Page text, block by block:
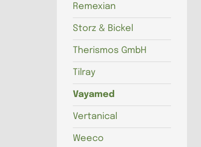
Remexian
Storz & Bickel
Therismos GmbH
Tilray
Vayamed
Vertanical
Weeco